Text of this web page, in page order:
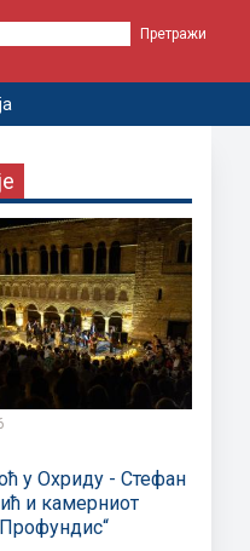
у Охриду - Стефан
и камерниот